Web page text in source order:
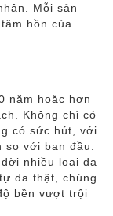
Mỗi sản
hồn của
năm hoặc hơn
Không chỉ có
có sức hút, với
với ban đầu.
nhiều loại da
da thật, chúng
bền vượt trội